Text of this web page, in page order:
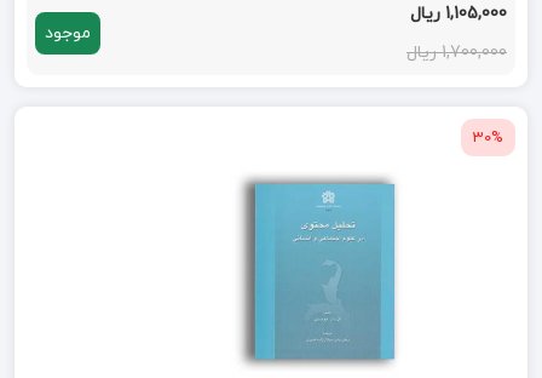
1,105,000 ریال
1,700,000 ریال
موجود
30%